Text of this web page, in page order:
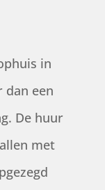
in
dan een
De huur
met